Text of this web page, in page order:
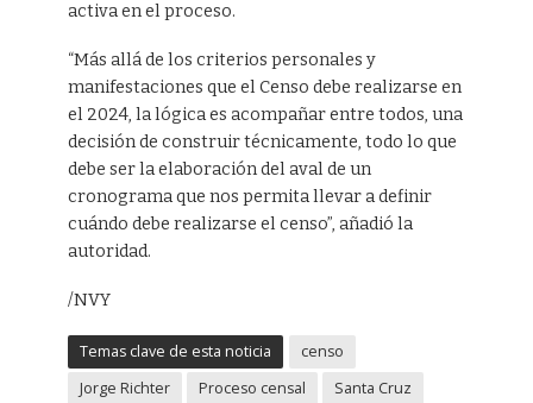
activa en el proceso.
“Más allá de los criterios personales y
manifestaciones que el Censo debe realizarse en
el 2024, la lógica es acompañar entre todos, una
decisión de construir técnicamente, todo lo que
debe ser la elaboración del aval de un
cronograma que nos permita llevar a definir
cuándo debe realizarse el censo”, añadió la
autoridad.
/NVY
Temas clave de esta noticia
censo
Jorge Richter
Proceso censal Santa Cruz